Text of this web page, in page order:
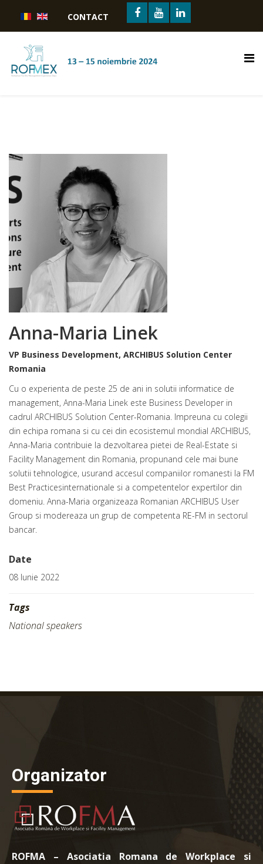
CONTACT
Anna-Maria Linek
VP Business Development, ARCHIBUS Solution Center
Romania
Cu o experienta de peste 25 de ani in solutii informatice de
management, Anna-Maria Linek este Business Developer in
cadrul ARCHIBUS Solution Center-Romania. Impreuna cu colegii
din echipa romana si cu cei din ecosistemul mondial ARCHIBUS,
Anna-Maria contribuie la dezvoltarea pietei de Real-Estate si
Facility Management din Romania, propunand cele mai bune
solutii tehnologice, usurand accesul companiilor romanesti la FM
Best Practicesinternationale si a competentelor expertilor din
domeniu. Anna-Maria organizeaza Romanian ARCHIBUS User
Group si modereaza un grup de competenta RE-FM in sectorul
bancar.
Date
08 Iunie 2022
Tags
National speakers
Organizator
ROFMA – Asociatia Romana de Workplace si